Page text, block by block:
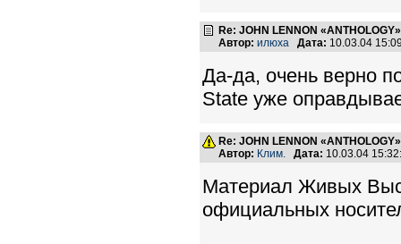
Re: JOHN LENNON
Автор: илюха Дата: 10.03.04
Да-да, очень верно
State уже
Re: JOHN LENNON
Автор: Клим. Дата: 10.03.04
Материал Живых
официальных